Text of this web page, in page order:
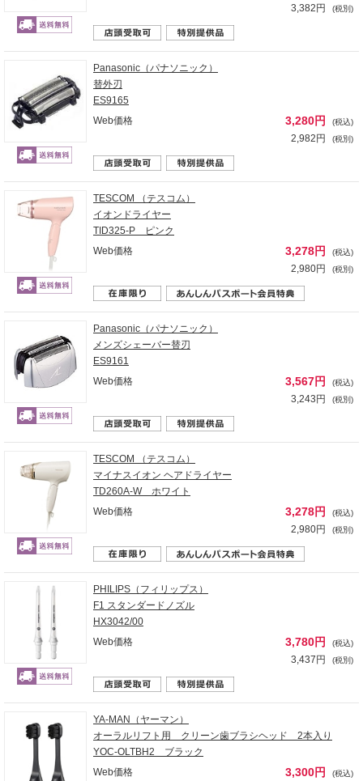
3,382円 (税別)
Panasonic（パナソニック）
替外刃
ES9165
Web価格
3,280円 (税込)
2,982円 (税別)
TESCOM （テスコム）
イオンドライヤー
TID325-P ピンク
Web価格
3,278円 (税込)
2,980円 (税別)
Panasonic（パナソニック）
メンズシェーバー替刃
ES9161
Web価格
3,567円 (税込)
3,243円 (税別)
TESCOM （テスコム）
マイナスイオン ヘアドライヤー
TD260A-W ホワイト
Web価格
3,278円 (税込)
2,980円 (税別)
PHILIPS（フィリップス）
F1 スタンダードノズル
HX3042/00
Web価格
3,780円 (税込)
3,437円 (税別)
YA-MAN（ヤーマン）
オーラルリフト用 クリーン歯ブラシヘッド 2本入り
YOC-OLTBH2 ブラック
Web価格
3,300円 (税込)